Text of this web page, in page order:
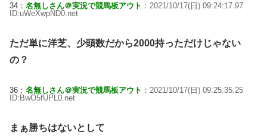
34： 名無しさん＠実況で競馬板アウト ：2021/10/17(日) 09:24:17.97
ID:uWeXwpND0.net
ただ単に洋芝、少頭数だから2000持っただけじゃない
の？
36： 名無しさん＠実況で競馬板アウト ：2021/10/17(日) 09:25:35.25
ID:BwO5fUPL0.net
まぁ勝ちはないとして